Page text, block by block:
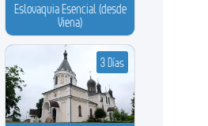
Eslovaquia Esencial (desde
Viena)
3 Días